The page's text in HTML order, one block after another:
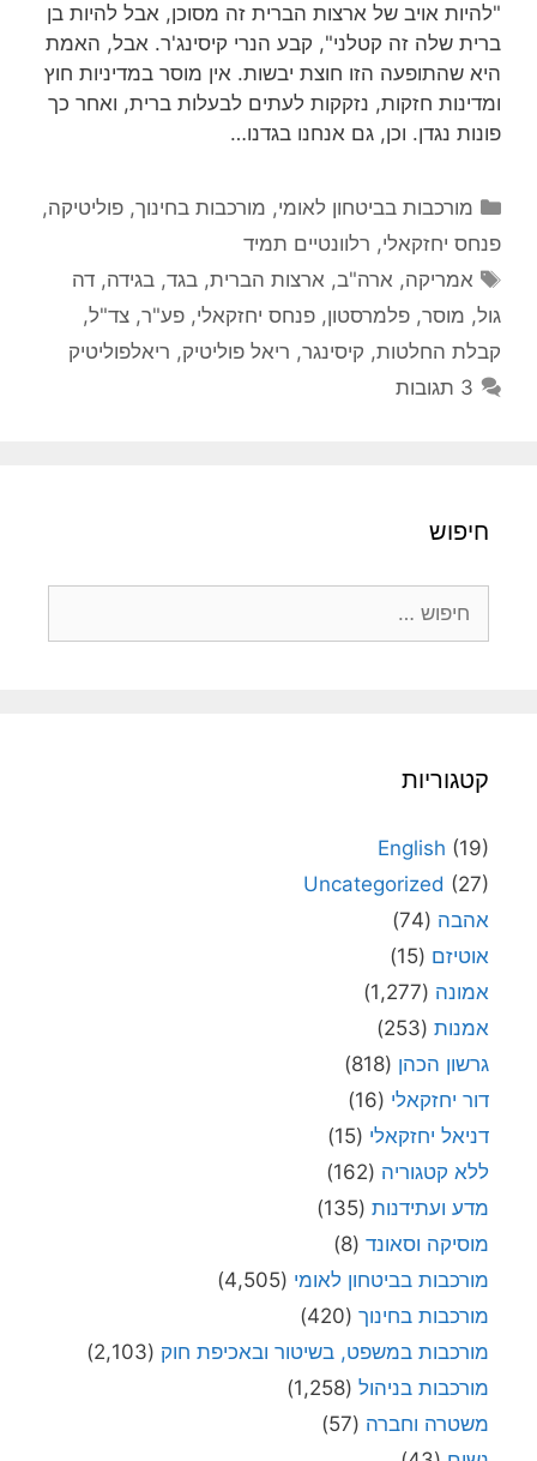
"להיות אויב של ארצות הברית זה מסוכן, אבל להיות בן
ברית שלה זה קטלני", קבע הנרי קיסינג'ר. אבל, האמת
היא שהתופעה הזו חוצת יבשות. אין מוסר במדיניות חוץ
ומדינות חזקות, נזקקות לעתים לבעלות ברית, ואחר כך
פונות נגדן. וכן, גם אנחנו בגדנו…
קטגוריות
מורכבות בביטחון לאומי, מורכבות בחינוך,פוליטיקה,
פנחס יחזקאלי, רלוונטיים תמיד
תגיות
אמריקה, ארה"ב, ארצות הברית,בגד,בגידה,דה
גול, מוסר, פלמרסטון, פנחס יחזקאלי, פע"ר, צד"ל,
קבלת החלטות, קיסינגר, ריאל פוליטיק, ריאלפוליטיק
3 תגובות
חיפוש
קטגוריות
English (19)
Uncategorized (27)
אהבה (74)
אוטיזם (15)
אמונה (1,277)
אמנות (253)
גרשון הכהן (818)
דור יחזקאלי (16)
דניאל יחזקאלי (15)
ללא קטגוריה (162)
מדע ועתידנות (135)
מוסיקה וסאונד (8)
מורכבות בביטחון לאומי (4,505)
מורכבות בחינוך (420)
מורכבות במשפט, בשיטור ובאכיפת חוק (2,103)
מורכבות בניהול (1,258)
משטרה וחברה (57)